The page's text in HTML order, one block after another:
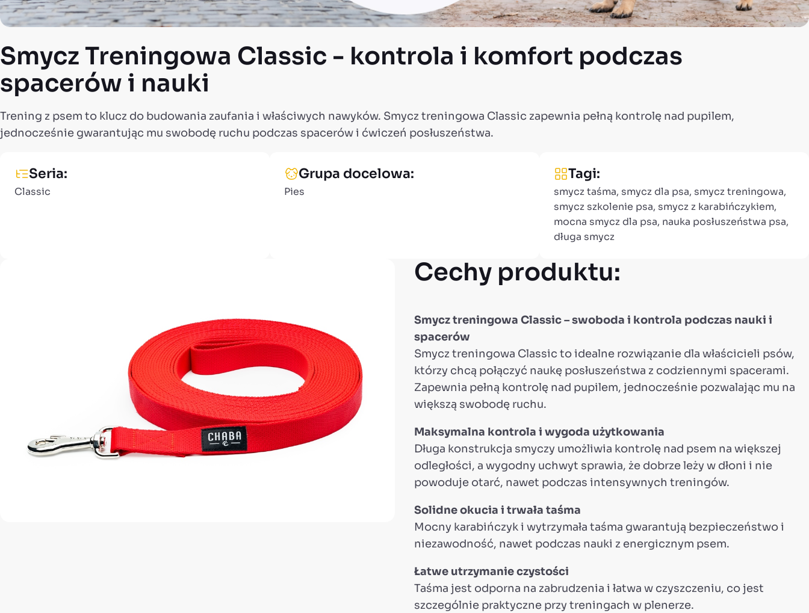
Smycz Treningowa Classic - kontrola i komfort podczas
spacerów i nauki
Trening z psem to klucz do budowania zaufania i właściwych nawyków. Smycz treningowa Classic zapewnia pełną kontrolę nad pupilem,
jednocześnie gwarantując mu swobodę ruchu podczas spacerów i ćwiczeń posłuszeństwa.
Seria:
Classic
Grupa docelowa:
Pies
Tagi:
smycz taśma, smycz dla psa, smycz treningowa,
smycz szkolenie psa, smycz z karabińczykiem,
mocna smycz dla psa, nauka posłuszeństwa psa,
długa smycz
Cechy produktu:
Smycz treningowa Classic – swoboda i kontrola podczas nauki i
spacerów
Smycz treningowa Classic to idealne rozwiązanie dla właścicieli psów,
którzy chcą połączyć naukę posłuszeństwa z codziennymi spacerami.
Zapewnia pełną kontrolę nad pupilem, jednocześnie pozwalając mu na
większą swobodę ruchu.
Maksymalna kontrola i wygoda użytkowania
Długa konstrukcja smyczy umożliwia kontrolę nad psem na większej
odległości, a wygodny uchwyt sprawia, że dobrze leży w dłoni i nie
powoduje otarć, nawet podczas intensywnych treningów.
Solidne okucia i trwała taśma
Mocny karabińczyk i wytrzymała taśma gwarantują bezpieczeństwo i
niezawodność, nawet podczas nauki z energicznym psem.
Łatwe utrzymanie czystości
Taśma jest odporna na zabrudzenia i łatwa w czyszczeniu, co jest
szczególnie praktyczne przy treningach w plenerze.